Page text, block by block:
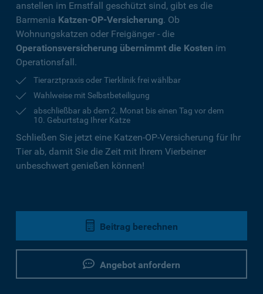
anstellen im Ernstfall geschützt sind, gibt es die
Barmenia Katzen-OP-Versicherung. Ob
Wohnungskatzen oder Freigänger - die
Operationsversicherung übernimmt die Kosten im
Operationsfall.
Tierarztpraxis oder Tierklinik frei wählbar
Wahlweise mit Selbstbeteiligung
abschließbar ab dem 2. Monat bis einen Tag vor dem
10. Geburtstag Ihrer Katze
Schließen Sie jetzt eine Katzen-OP-Versicherung für Ihr
Tier ab, damit Sie die Zeit mit Ihrem Vierbeiner
unbeschwert genießen können!
Beitrag berechnen
Angebot anfordern